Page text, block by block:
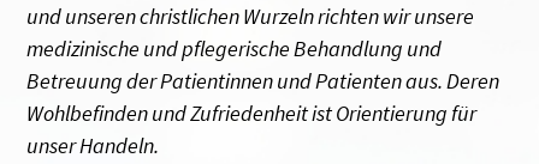
und unseren christlichen Wurzeln richten wir unsere
medizinische und pflegerische Behandlung und
Betreuung der Patientinnen und Patienten aus. Deren
Wohlbefinden und Zufriedenheit ist Orientierung für
unser Handeln.